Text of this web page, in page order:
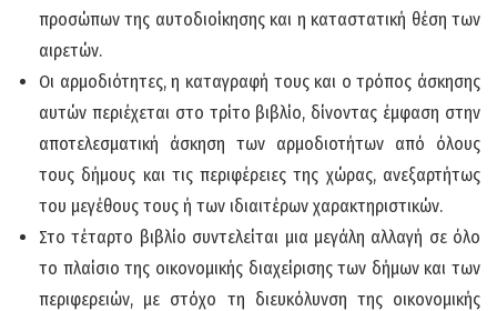
προσώπων της αυτοδιοίκησης και η καταστατική θέση των
αιρετών.
Οι αρμοδιότητες, η καταγραφή τους και ο τρόπος άσκησης
αυτών περιέχεται στο τρίτο βιβλίο, δίνοντας έμφαση στην
αποτελεσματική άσκηση των αρμοδιοτήτων από όλους
τους δήμους και τις περιφέρειες της χώρας, ανεξαρτήτως
του μεγέθους τους ή των ιδιαιτέρων χαρακτηριστικών.
Στο τέταρτο βιβλίο συντελείται μια μεγάλη αλλαγή σε όλο
το πλαίσιο της οικονομικής διαχείρισης των δήμων και των
περιφερειών, με στόχο τη διευκόλυνση της οικονομικής